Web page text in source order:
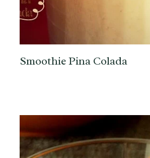
Smoothie Pina Colada